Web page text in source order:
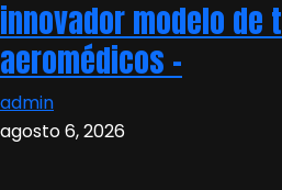
innovador modelo de
aeromédicos –
admin
agosto 6, 2026